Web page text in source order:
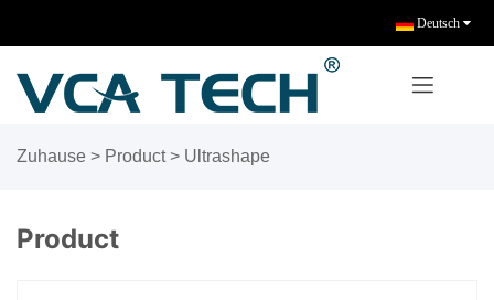
Deutsch
Zuhause > Product> Ultrashape
Product